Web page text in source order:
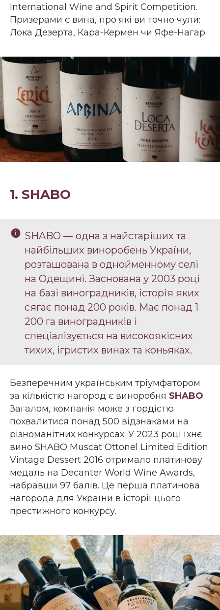
International Wine and Spirit Competition.
Призерами є вина, про які ви точно чули:
Лока Дезерта, Кара-Кермен чи Яфе-Нагар.
1. SHABO
SHABO — одна з найстаріших та
найбільших виноробень України,
розташована в однойменному селі
на Одещині. Заснована у 2003 році
на базі виноградників, історія яких
сягає понад 200 років. Має понад 1
200 га виноградників і
спеціалізується на високоякісних
тихих, ігристих винах та коньяках.
Безперечним українським тріумфатором
за кількістю нагород є виноробня SHABO.
Загалом, компанія може з гордістю
похвалитися понад 500 відзнаками на
різноманітних конкурсах. У 2023 році їхнє
вино SHABO Muscat Ottonel Limited Edition
Vintage Dessert 2016 отримало платинову
медаль на Decanter World Wine Awards,
набравши 97 балів. Це перша платинова
нагорода для України в історії цього
престижного конкурсу.